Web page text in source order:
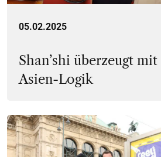
05.02.2025
Shan’shi überzeugt
Asien-Logik